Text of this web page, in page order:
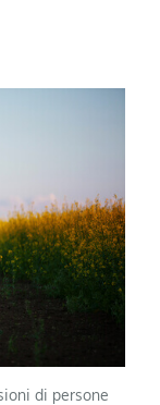
di persone